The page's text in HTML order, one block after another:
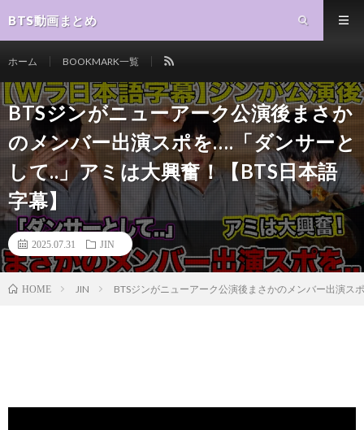
BTS動画まとめ
ホーム BOOKMARK一覧
BTSジンがニューアーク公演後まさか
のメンバー出演スポを….「ダンサーと
して..」アミは大興奮！【BTS日本語
字幕】
2025.07.31 JIN
HOME JIN BTSジンがニューアーク公演後まさかのメンバー出演ス